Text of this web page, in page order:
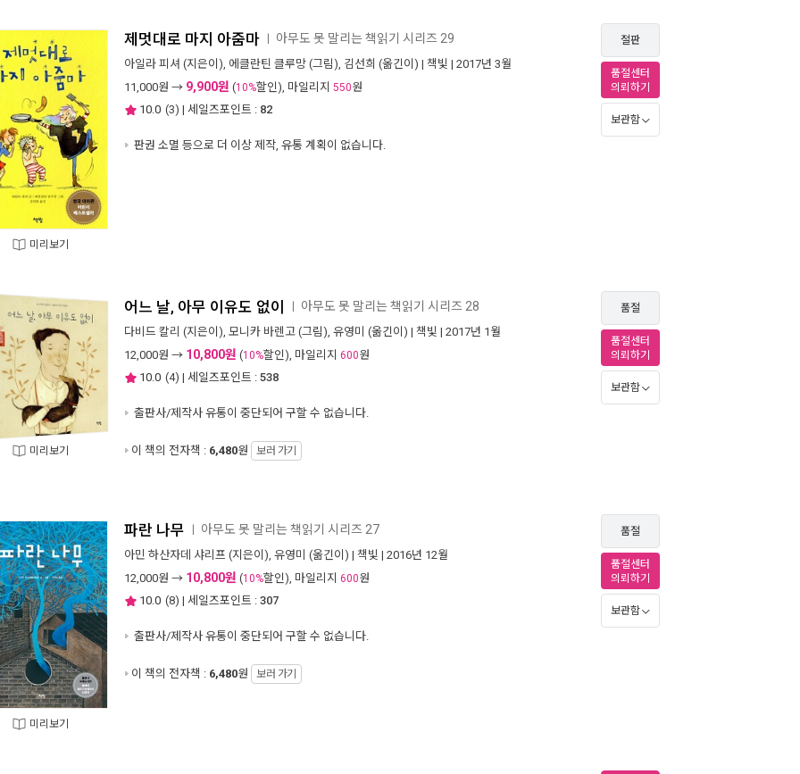
미리보기
제멋대로 마지 아줌마 아무도 못 말리는 책읽기 시리즈 29
아일라 피셔 (지은이), 에클란틴 클루망 (그림), 김선희 (옮긴이) | 책빛 | 2017년 3월
11,000원 → 9,900원 (10%할인), 마일리지 550원
10.0 (3) | 세일즈포인트 : 82
판권 소멸 등으로 더 이상 제작, 유통 계획이 없습니다.
절판
품절센터
의뢰하기
보관함
미리보기
어느 날, 아무 이유도 없이 아무도 못 말리는 책읽기 시리즈 28
다비드 칼리 (지은이), 모니카 바렌고 (그림), 유영미 (옮긴이) | 책빛 | 2017년 1월
12,000원 → 10,800원 (10%할인), 마일리지 600원
10.0 (4) | 세일즈포인트 : 538
출판사/제작사 유통이 중단되어 구할 수 없습니다.
이 책의 전자책 : 6,480원 보러 가기
품절
품절센터
의뢰하기
보관함
미리보기
파란 나무 아무도 못 말리는 책읽기 시리즈 27
아민 하산자데 샤리프 (지은이), 유영미 (옮긴이) | 책빛 | 2016년 12월
12,000원 → 10,800원 (10%할인), 마일리지 600원
10.0 (8) | 세일즈포인트 : 307
출판사/제작사 유통이 중단되어 구할 수 없습니다.
이 책의 전자책 : 6,480원 보러 가기
품절
품절센터
의뢰하기
보관함